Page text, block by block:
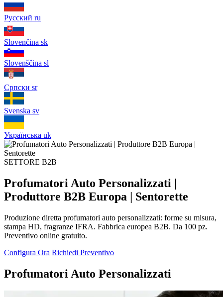
Русский ru
Slovenčina sk
Slovenščina sl
Српски sr
Svenska sv
Українська uk
SETTORE B2B
Profumatori Auto Personalizzati |
Produttore B2B Europa | Sentorette
Produzione diretta profumatori auto personalizzati: forme su misura,
stampa HD, fragranze IFRA. Fabbrica europea B2B. Da 100 pz.
Preventivo online gratuito.
Configura Ora Richiedi Preventivo
Profumatori Auto Personalizzati